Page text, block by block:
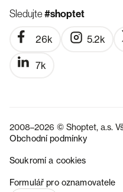
Sledujte#shoptet
26k 5.2k
7k
2008–2026 © Shoptet, a.s.
Obchodní podmínky
Soukromí a cookies
Formulář pro oznamovatele